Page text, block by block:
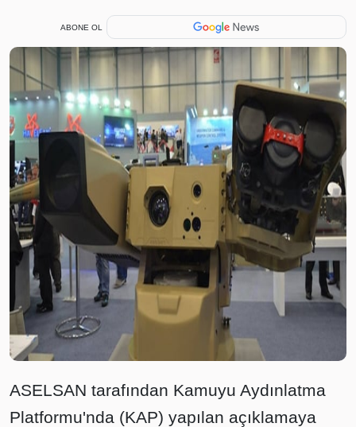
ABONE OL
ASELSAN tarafından Kamuyu Aydınlatma
Platformu'nda (KAP) yapılan açıklamaya